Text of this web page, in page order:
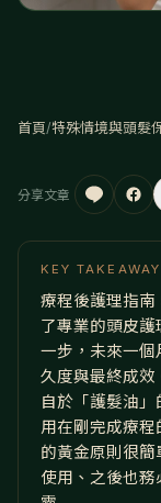
首頁/特殊情境與頭髮
分享文章
KEY TAKEAWAY
療程後護理指南
了專業的頭皮
一步，未來一
久度與最終成效
自於「護髮油
用在剛完成療
的黃金原則很
使用、之後也